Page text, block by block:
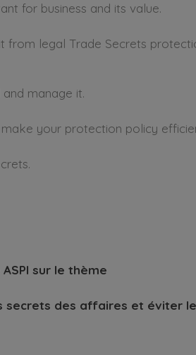
for business and its value.
legal Trade Secrets
manage it.
your protection policy
ASPI sur le thème
des affaires et éviter